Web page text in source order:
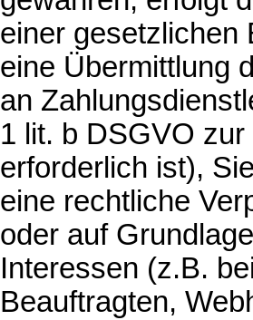
einer gesetzlichen
eine Übermittlung
an
1 lit. b DSGVO
erforderlich ist),
eine rechtliche
oder auf
Interessen (z.B.
Beauftragten,